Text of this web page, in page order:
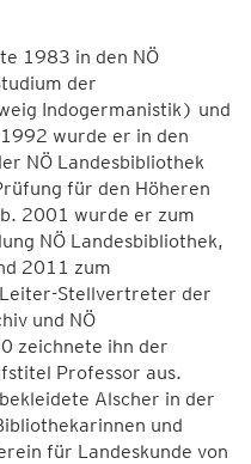
1983 in den NÖ
der
Indogermanistik) und
wurde er in den
NÖ Landesbibliothek
für den Höheren
2001 wurde er zum
NÖ Landesbibliothek,
2011 zum
Stellvertreter der
und NÖ
zeichnete ihn der
Professor aus.
Alscher in der
und
für Landeskunde von